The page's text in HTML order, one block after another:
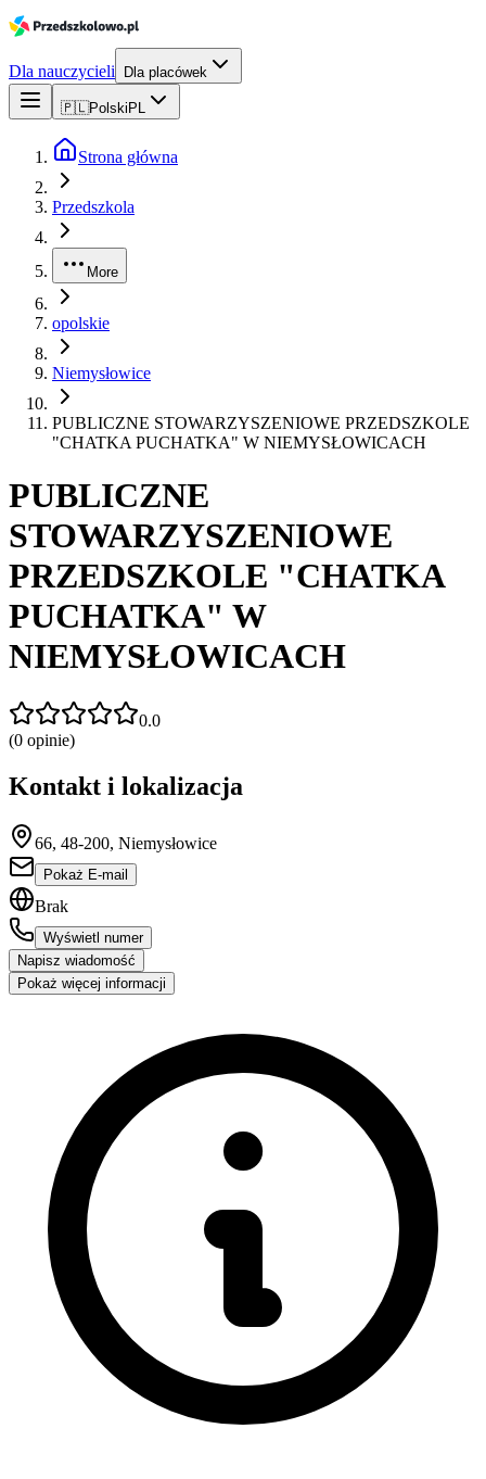
Dla nauczycieli Dla placówek
🇵🇱Polski PL
Strona główna
Przedszkola
More
opolskie
Niemysłowice
PUBLICZNE STOWARZYSZENIOWE PRZEDSZKOLE
"CHATKA PUCHATKA" W NIEMYSŁOWICACH
PUBLICZNE
STOWARZYSZENIOWE
PRZEDSZKOLE "CHATKA
PUCHATKA" W
NIEMYSŁOWICACH
0.0
(0 opinie)
Kontakt i lokalizacja
66, 48-200, Niemysłowice
Pokaż E-mail
Brak
Wyświetl numer
Napisz wiadomość
Pokaż więcej informacji